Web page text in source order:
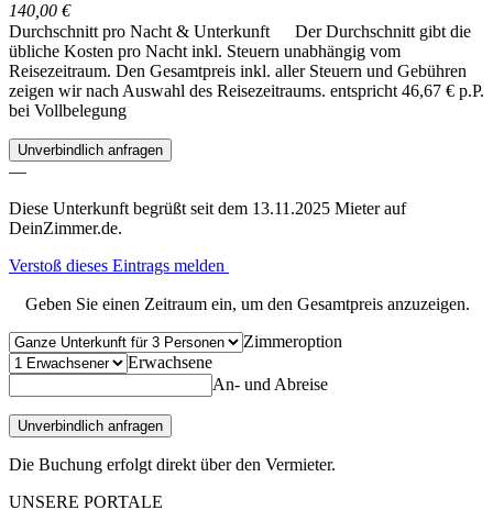
140,00 €
Durchschnitt pro Nacht & Unterkunft
Der Durchschnitt gibt die
übliche Kosten pro Nacht inkl. Steuern unabhängig vom
Reisezeitraum. Den Gesamtpreis inkl. aller Steuern und Gebühren
zeigen wir nach Auswahl des Reisezeitraums. entspricht 46,67 € p.P.
bei Vollbelegung
Unverbindlich anfragen
—
Diese Unterkunft begrüßt seit dem 13.11.2025 Mieter auf
DeinZimmer.de.
Verstoß dieses Eintrags melden
Geben Sie einen Zeitraum ein, um den Gesamtpreis anzuzeigen.
Zimmeroption
Erwachsene
An- und Abreise
Unverbindlich anfragen
Die Buchung erfolgt direkt über den Vermieter.
UNSERE PORTALE